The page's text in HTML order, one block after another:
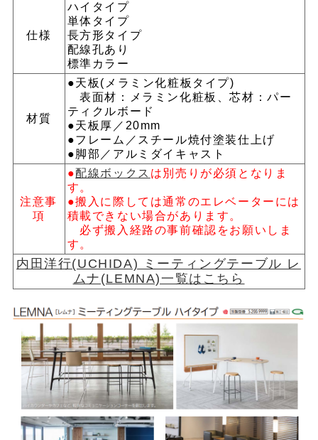
仕様
ハイタイプ
単体タイプ
長方形タイプ
配線孔あり
標準カラー
材質
●天板(メラミン化粧板タイプ)
表面材：メラミン化粧板、芯材：パー
ティクルボード
●天板厚／20mm
●フレーム／スチール焼付塗装仕上げ
●脚部／アルミダイキャスト
注意事
項
●配線ボックス は別売りが必須となりま
す。
●搬入に際しては通常のエレベーターには
積載できない場合があります。
必ず搬入経路の事前確認をお願いしま
す。
内田洋行(UCHIDA) ミーティングテーブル レ
ムナ(LEMNA)一覧はこちら